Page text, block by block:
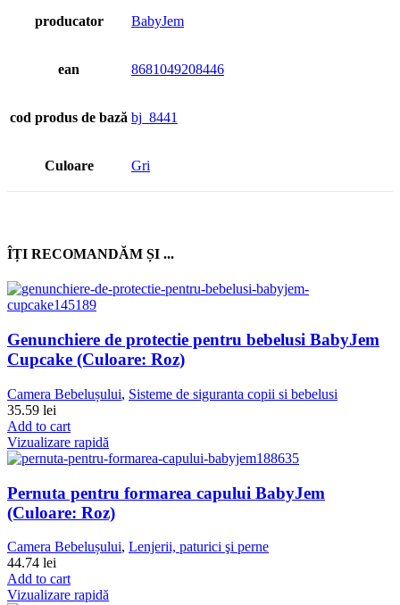
producator BabyJem
ean 8681049208446
cod produs de bază bj_8441
Culoare Gri
ÎȚI RECOMANDĂM ȘI ...
Genunchiere de protectie pentru bebelusi BabyJem
Cupcake (Culoare: Roz)
Camera Bebelușului, Sisteme de siguranta copii si bebelusi
35.59 lei
Add to cart
Vizualizare rapidă
Pernuta pentru formarea capului BabyJem
(Culoare: Roz)
Camera Bebelușului, Lenjerii, paturici şi perne
44.74 lei
Add to cart
Vizualizare rapidă